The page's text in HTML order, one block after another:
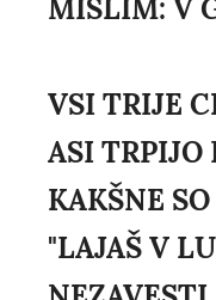
MISLIM: V
VSI TRIJE
ASI
KAKŠNE
"LAJAŠ V